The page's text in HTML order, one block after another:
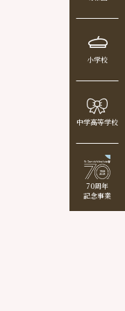
小学校
中学高等学校
70周年
記念事業